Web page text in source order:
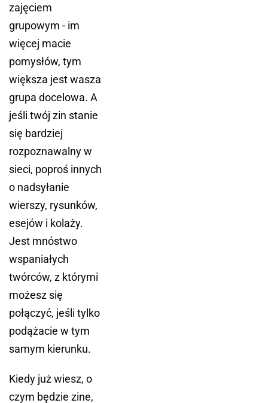
zajęciem
grupowym - im
więcej macie
pomysłów, tym
większa jest wasza
grupa docelowa. A
jeśli twój zin stanie
się bardziej
rozpoznawalny w
sieci, poproś innych
o nadsyłanie
wierszy, rysunków,
esejów i kolaży.
Jest mnóstwo
wspaniałych
twórców, z którymi
możesz się
połączyć, jeśli tylko
podążacie w tym
samym kierunku.
Kiedy już wiesz, o
czym będzie zine,